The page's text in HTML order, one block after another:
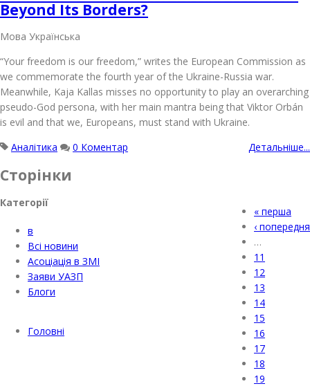
Beyond Its Borders?
Мова Українська
“Your freedom is our freedom,” writes the European Commission as
we commemorate the fourth year of the Ukraine-Russia war.
Meanwhile, Kaja Kallas misses no opportunity to play an overarching
pseudo-God persona, with her main mantra being that Viktor Orbán
is evil and that we, Europeans, must stand with Ukraine.
Аналітика
0 Коментар Детальніше...
Сторінки
« перша
‹ попередня
…
11
12
13
14
15
16
17
18
19
Категорії
в
Всі новини
Асоціація в ЗМІ
Заяви УАЗП
Блоги
Головні